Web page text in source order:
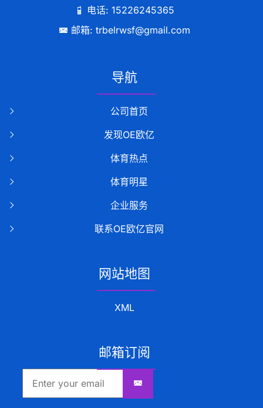
电话: 15226245365
邮箱: trbelrwsf@gmail.com
导航
公司首页
发现OE欧亿
体育热点
体育明星
企业服务
联系OE欧亿官网
网站地图
XML
邮箱订阅